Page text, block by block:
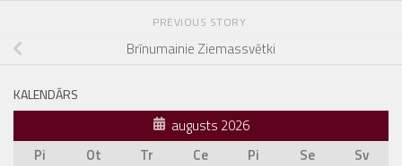
PREVIOUS STORY
Brīnumainie Ziemassvētki
KALENDĀRS
augusts 2026
Pi
Ot Tr Ce Pi Se
Sv